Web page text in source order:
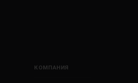
КОМПАНИЯ